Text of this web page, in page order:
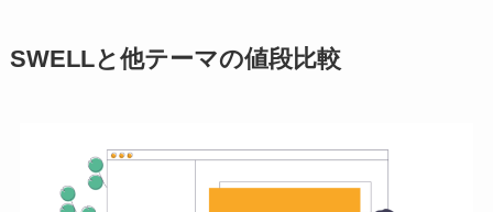
SWELLと他テーマの値段比較